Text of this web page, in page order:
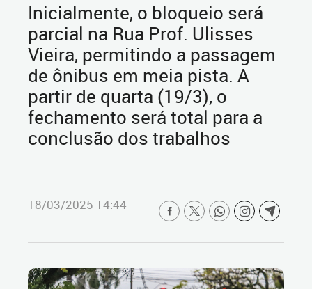
Inicialmente, o bloqueio será
parcial na Rua Prof. Ulisses
Vieira, permitindo a passagem
de ônibus em meia pista. A
partir de quarta (19/3), o
fechamento será total para a
conclusão dos trabalhos
18/03/2025 14:44